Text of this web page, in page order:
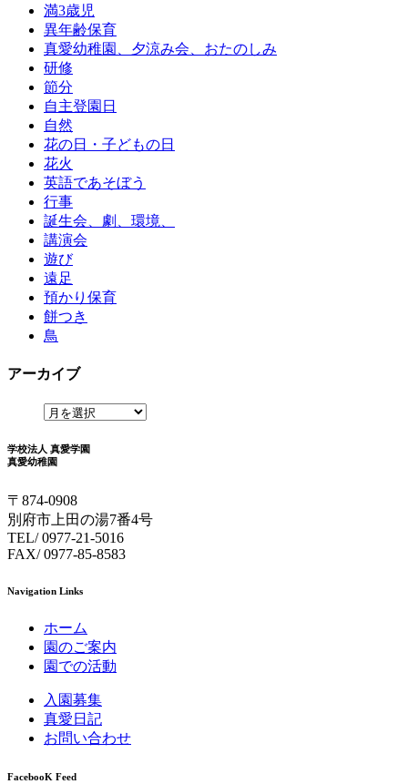
満3歳児
異年齢保育
真愛幼稚園、夕涼み会、おたのしみ
研修
節分
自主登園日
自然
花の日・子どもの日
花火
英語であそぼう
行事
誕生会、劇、環境、
講演会
遊び
遠足
預かり保育
餅つき
鳥
アーカイブ
学校法人 真愛学園
真愛幼稚園
〒874-0908
別府市上田の湯7番4号
TEL/ 0977-21-5016
FAX/ 0977-85-8583
Navigation Links
ホーム
園のご案内
園での活動
入園募集
真愛日記
お問い合わせ
FacebooK Feed